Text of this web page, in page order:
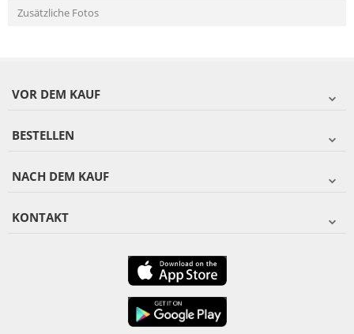
Zusätzliche Fotos
VOR DEM KAUF
BESTELLEN
NACH DEM KAUF
KONTAKT